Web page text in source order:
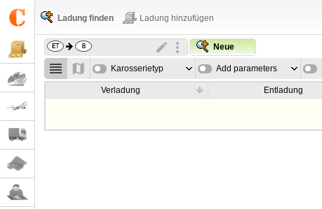
Ladung finden Ladung hinzufügen
Neue
Karosserietyp Add parameters
Verladung Entladung